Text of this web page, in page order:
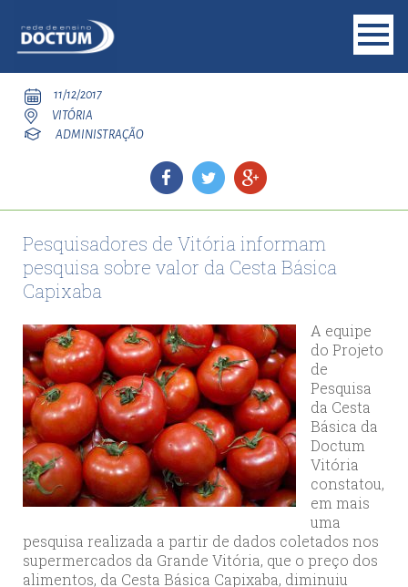
11/12/2017
VITÓRIA
ADMINISTRAÇÃO
Pesquisadores de Vitória informam
pesquisa sobre valor da Cesta Básica
Capixaba
A equipe
do Projeto
de
Pesquisa
da Cesta
Básica da
Doctum
Vitória
constatou,
em mais
uma
pesquisa realizada a partir de dados coletados nos
supermercados da Grande Vitória, que o preço dos
alimentos, da Cesta Básica Capixaba, diminuiu